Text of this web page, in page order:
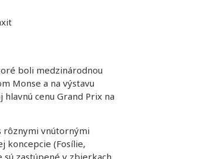
boli medzinárodnou
Monse a na výstavu
cenu Grand Prix na
rôznymi vnútornými
koncepcie (Fosílie,